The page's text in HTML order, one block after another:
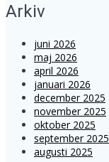
Arkiv
juni 2026
maj 2026
april 2026
januari 2026
december 2025
november 2025
oktober 2025
september 2025
augusti 2025